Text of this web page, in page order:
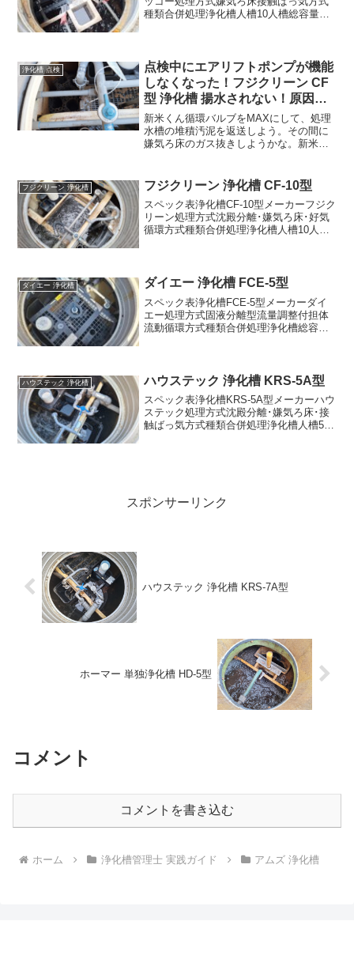
種類合併処理浄化槽人槽10人槽総容量
浄化槽 点検
点検中にエアリフトポンプが機能
しなくなった！フジクリーン CF
型 浄化槽 揚水されない！原因と
対策を解説
新米くん循環バルブをMAXにして、処理
水槽の堆積汚泥を返送しよう。その間に
嫌気ろ床のガス抜きしようかな。新米く
新米くんあれ？？エアリフトポンプが動
いてないぞ･...
フジクリーン 浄化槽 フジクリーン 浄化槽 CF-10型
スペック表浄化槽CF-10型メーカーフジク
リーン処理方式沈殿分離･嫌気ろ床･好気
循環方式種類合併処理浄化槽人槽10人槽
ダイエー 浄化槽 ダイエー 浄化槽 FCE-5型
スペック表浄化槽FCE-5型メーカーダイ
エー処理方式固液分離型流量調整付担体
流動循環方式種類合併処理浄化槽総容量
ハウステック 浄化槽 ハウステック 浄化槽 KRS-5A型
スペック表浄化槽KRS-5A型メーカーハウ
ステック処理方式沈殿分離･嫌気ろ床･接
触ばっ気方式種類合併処理浄化槽人槽5人
スポンサーリンク
ハウステック 浄化槽 KRS-7A型
ホーマー 単独浄化槽 HD-5型
コメント
コメントを書き込む
ホーム 浄化槽管理士 実践ガイド アムズ 浄化槽